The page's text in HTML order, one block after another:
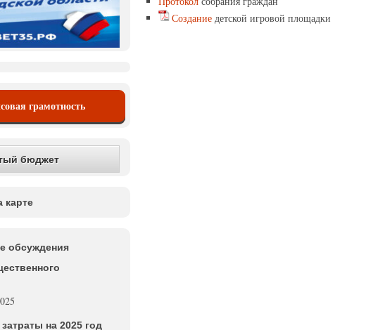
Создание детской игровой площадки
грамотность
бюджет
карте
обсуждения
на 2025 год